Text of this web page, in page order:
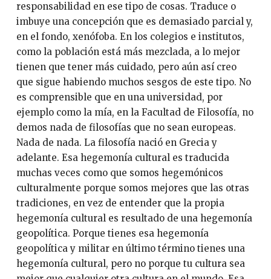
responsabilidad en ese tipo de cosas. Traduce o
imbuye una concepción que es demasiado parcial y,
en el fondo, xenófoba. En los colegios e institutos,
como la población está más mezclada, a lo mejor
tienen que tener más cuidado, pero aún así creo
que sigue habiendo muchos sesgos de este tipo. No
es comprensible que en una universidad, por
ejemplo como la mía, en la Facultad de Filosofía, no
demos nada de filosofías que no sean europeas.
Nada de nada. La filosofía nació en Grecia y
adelante. Esa hegemonía cultural es traducida
muchas veces como que somos hegemónicos
culturalmente porque somos mejores que las otras
tradiciones, en vez de entender que la propia
hegemonía cultural es resultado de una hegemonía
geopolítica. Porque tienes esa hegemonía
geopolítica y militar en último término tienes una
hegemonía cultural, pero no porque tu cultura sea